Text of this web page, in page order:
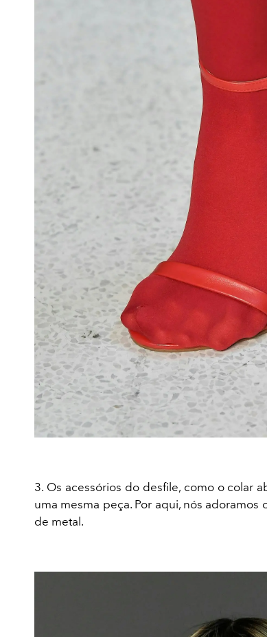
3. Os acessórios do desfile, como o colar
uma mesma peça. Por aqui, nós
de metal.